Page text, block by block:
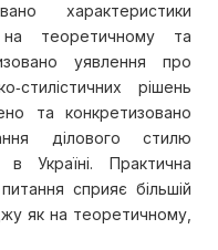
характеристики
на теоретичному та
уявлення про
рішень
та конкретизовано
ділового стилю
Україні. Практична
сприяє більшій
як на теоретичному,